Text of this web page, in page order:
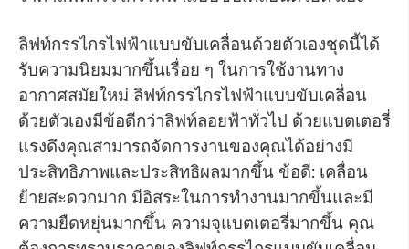
ลิฟท์กรรไกรไฟฟ้าแบบขับเคลื่อนด้วยตัวเองชุดนี้ได้
รับความนิยมมากขึ้นเรื่อย ๆ ในการใช้งานทาง
อากาศสมัยใหม่ ลิฟท์กรรไกรไฟฟ้าแบบขับเคลื่อน
ด้วยตัวเองมีข้อดีกว่าลิฟท์ลอยฟ้าทั่วไป ด้วยแบตเตอรี่
แรงดึงคุณสามารถจัดการงานของคุณได้อย่างมี
ประสิทธิภาพและประสิทธิผลมากขึ้น ข้อดี: เคลื่อน
ย้ายสะดวกมาก มีอิสระในการทำงานมากขึ้นและมี
ความยืดหยุ่นมากขึ้น ความจุแบตเตอรี่มากขึ้น คุณ